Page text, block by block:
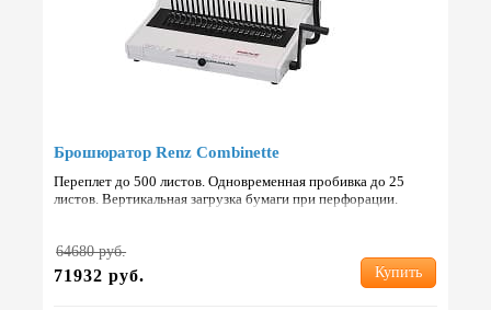
Брошюратор Renz Combinette
Переплет до 500 листов. Одновременная пробивка до 25
листов. Вертикальная загрузка бумаги при перфорации.
64680 руб.
71932 руб. Купить